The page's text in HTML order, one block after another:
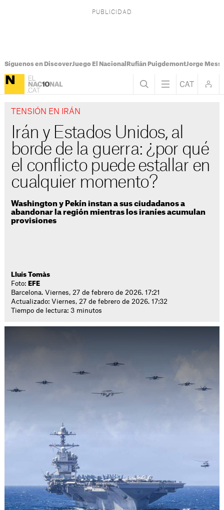
Síguenos en DiscoverJuego El Nacional Rufián PuigdemontJorge Messi
TENSIÓN EN IRÁN
Irán y Estados Unidos, al
borde de la guerra: ¿por qué
el conflicto puede estallar en
cualquier momento?
Washington y Pekín instan a sus ciudadanos a
abandonar la región mientras los iraníes acumulan
provisiones
Lluís Tomàs
Foto: EFE
Barcelona. Viernes, 27 de febrero de 2026. 17:21
Actualizado: Viernes, 27 de febrero de 2026. 17:32
Tiempo de lectura: 3 minutos